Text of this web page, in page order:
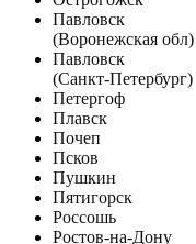
Павловск
(Воронежская обл)
Павловск
(Санкт-Петербург)
Петергоф
Плавск
Почеп
Псков
Пушкин
Пятигорск
Россошь
Ростов-на-Дону